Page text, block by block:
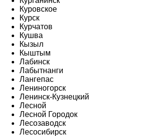
Куровское
Курск
Курчатов
Кушва
Кызыл
Кыштым
Лабинск
Лабытнанги
Лангепас
Лениногорск
Ленинск-Кузнецкий
Лесной
Лесной Городок
Лесозаводск
Лесосибирск